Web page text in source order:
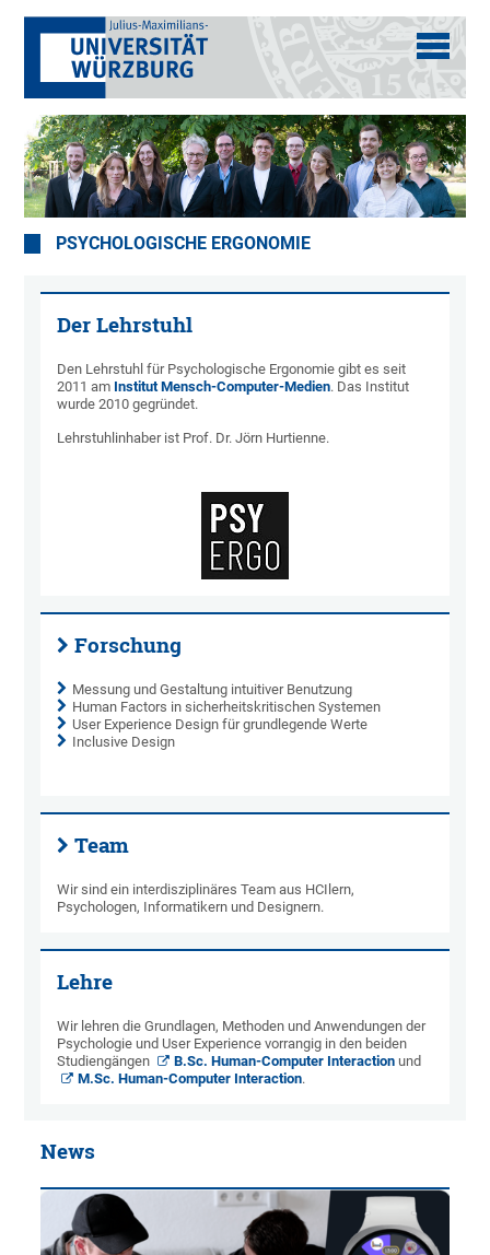
PSYCHOLOGISCHE ERGONOMIE
Der Lehrstuhl
Den Lehrstuhl für Psychologische Ergonomie gibt es seit
2011 am Institut Mensch-Computer-Medien. Das Institut
wurde 2010 gegründet.
Lehrstuhlinhaber ist Prof. Dr. Jörn Hurtienne.
Forschung
Messung und Gestaltung intuitiver Benutzung
Human Factors in sicherheitskritischen Systemen
User Experience Design für grundlegende Werte
Inclusive Design
Team
Wir sind ein interdisziplinäres Team aus HCIlern,
Psychologen, Informatikern und Designern.
Lehre
Wir lehren die Grundlagen, Methoden und Anwendungen der
Psychologie und User Experience vorrangig in den beiden
Studiengängen
B.Sc. Human-Computer Interaction und
M.Sc. Human-Computer Interaction.
News